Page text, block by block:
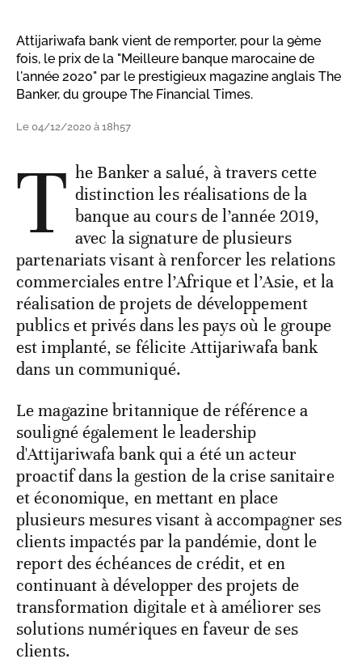
Attijariwafa bank vient de remporter, pour la 9ème
fois, le prix de la "Meilleure banque marocaine de
l'année 2020" par le prestigieux magazine anglais The
Banker, du groupe The Financial Times.
Le 04/12/2020 à 18h57
T he Banker a salué, à travers cette
distinction les réalisations de la
banque au cours de l’année 2019,
avec la signature de plusieurs
partenariats visant à renforcer les relations
commerciales entre l’Afrique et l’Asie, et la
réalisation de projets de développement
publics et privés dans les pays où le groupe
est implanté, se félicite Attijariwafa bank
dans un communiqué.
Le magazine britannique de référence a
souligné également le leadership
d'Attijariwafa bank qui a été un acteur
proactif dans la gestion de la crise sanitaire
et économique, en mettant en place
plusieurs mesures visant à accompagner ses
clients impactés par la pandémie, dont le
report des échéances de crédit, et en
continuant à développer des projets de
transformation digitale et à améliorer ses
solutions numériques en faveur de ses
clients.